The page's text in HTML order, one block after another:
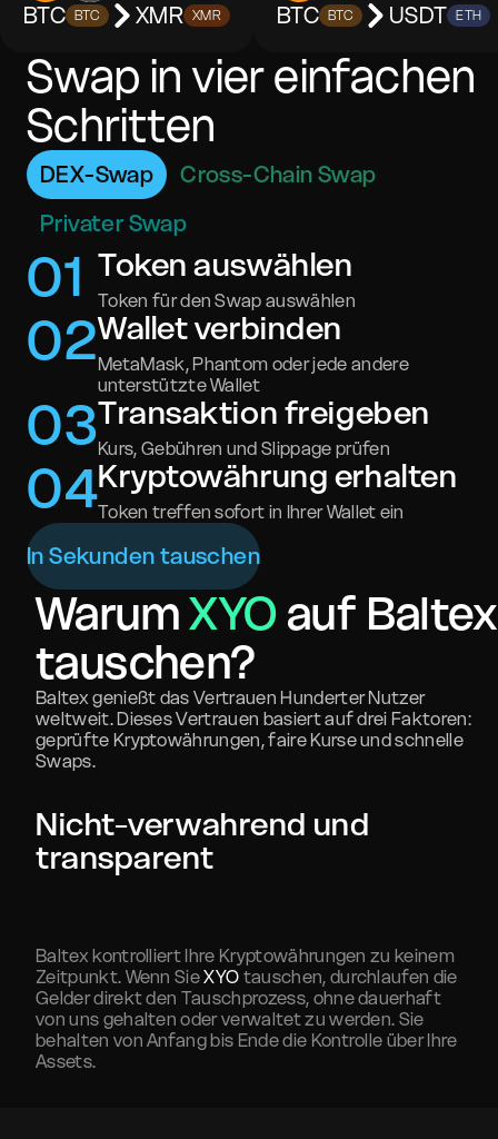
BTC BTC XMR XMR BTC BTC USDT ETH
Swap in vier einfachen
Schritten
DEX-Swap
Cross-Chain Swap
Privater Swap
01 Token auswählen
Token für den Swap auswählen
02Wallet verbinden
MetaMask, Phantom oder jede andere
unterstützte Wallet
03Transaktion freigeben
Kurs, Gebühren und Slippage prüfen
04Kryptowährung erhalten
Token treffen sofort in Ihrer Wallet ein
In Sekunden tauschen
WarumXYOauf Baltex
tauschen?
Baltex genießt das Vertrauen Hunderter Nutzer
weltweit. Dieses Vertrauen basiert auf drei Faktoren:
geprüfte Kryptowährungen, faire Kurse und schnelle
Swaps.
Nicht-verwahrend und
transparent
Baltex kontrolliert Ihre Kryptowährungen zu keinem
Zeitpunkt. Wenn SieXYO tauschen, durchlaufen die
Gelder direkt den Tauschprozess, ohne dauerhaft
von uns gehalten oder verwaltet zu werden. Sie
behalten von Anfang bis Ende die Kontrolle über Ihre
Assets.